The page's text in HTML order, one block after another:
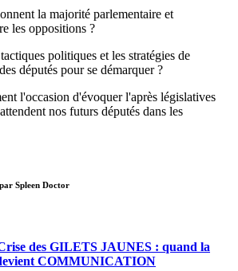
la majorité parlementaire et
les oppositions ?
politiques et les stratégies de
députés pour se démarquer ?
l'occasion d'évoquer l'après législatives
nos futurs députés dans les
par Spleen Doctor
des GILETS JAUNES : quand la
COMMUNICATION